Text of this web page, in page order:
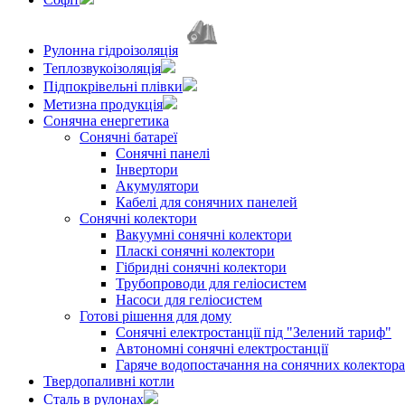
Рулонна гідроізоляція
Теплозвукоізоляція
Підпокрівельні плівки
Метизна продукція
Сонячна енергетика
Сонячні батареї
Сонячні панелі
Інвертори
Акумулятори
Кабелі для сонячних панелей
Сонячні колектори
Вакуумні сонячні колектори
Пласкі сонячні колектори
Гібридні сонячні колектори
Трубопроводи для геліосистем
Насоси для геліосистем
Готові рішення для дому
Сонячні електростанції під "Зелений тариф"
Автономні сонячні електростанції
Гаряче водопостачання на сонячних
Твердопаливні котли
Сталь в рулонах